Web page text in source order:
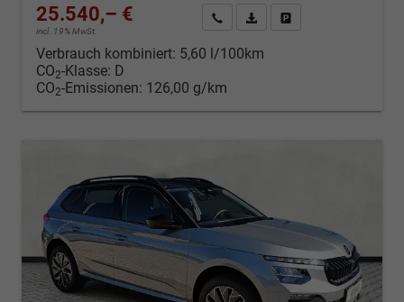
25.540,– €
incl. 19% MwSt.
Kontakt & Angebot anfordern
PDF-Datei, Fahrzeugexposé
Verbrauch kombiniert: 5,60 l/100km
CO2-Klasse: D
CO2-Emissionen: 126,00 g/km